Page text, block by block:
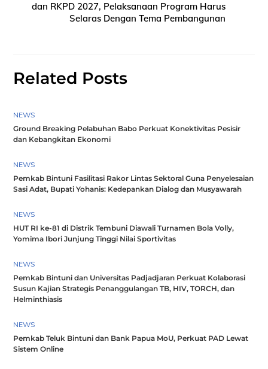
dan RKPD 2027, Pelaksanaan Program Harus
Selaras Dengan Tema Pembangunan
Related Posts
NEWS
Ground Breaking Pelabuhan Babo Perkuat Konektivitas Pesisir
dan Kebangkitan Ekonomi
NEWS
Pemkab Bintuni Fasilitasi Rakor Lintas Sektoral Guna Penyelesaian
Sasi Adat, Bupati Yohanis: Kedepankan Dialog dan Musyawarah
NEWS
HUT RI ke-81 di Distrik Tembuni Diawali Turnamen Bola Volly,
Yomima Ibori Junjung Tinggi Nilai Sportivitas
NEWS
Pemkab Bintuni dan Universitas Padjadjaran Perkuat Kolaborasi
Susun Kajian Strategis Penanggulangan TB, HIV, TORCH, dan
Helminthiasis
NEWS
Pemkab Teluk Bintuni dan Bank Papua MoU, Perkuat PAD Lewat
Sistem Online